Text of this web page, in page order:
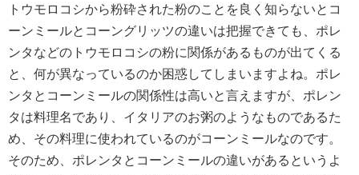
トウモロコシから粉砕された粉のことを良く知らないとコ
ーンミールとコーングリッツの違いは把握できても、ポレ
ンタなどのトウモロコシの粉に関係があるものが出てくる
と、何が異なっているのか困惑してしまいますよね。ポレ
ンタとコーンミールの関係性は高いと言えますが、ポレン
タは料理名であり、イタリアのお粥のようなものであるた
め、その料理に使われているのがコーンミールなのです。
そのため、ポレンタとコーンミールの違いがあるというよ